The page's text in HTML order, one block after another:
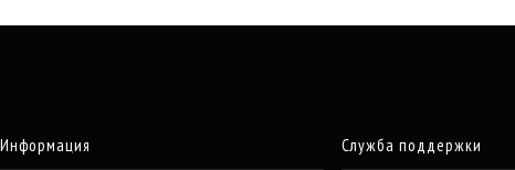
Информация Служба поддержки